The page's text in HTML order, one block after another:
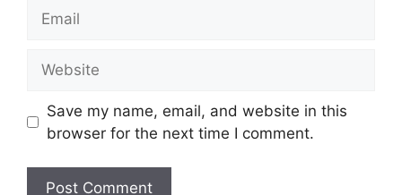
Save my name, email, and website in this
browser for the next time I comment.